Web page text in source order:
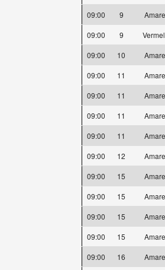
09:00
9
09:00
9
09:00
10
09:00
11
09:00
11
09:00
11
09:00
11
09:00
12
09:00
15
09:00
15
09:00
15
09:00
15
09:00
16